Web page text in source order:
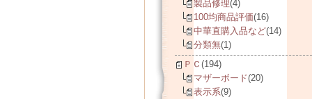
製品修理(4)
100均商品評価(16)
中華直購入品など(14)
分類無(1)
ＰＣ (194)
マザーボード(20)
表示系(9)